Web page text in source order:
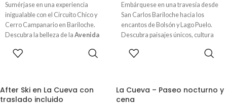
Sumérjase en una experiencia
inigualable con el Circuito Chico y
Cerro Campanario en Bariloche.
Descubra la belleza de la Avenida
y asome al
Cerro Campanariopara
comodidad y aventura.
Embárquese en una travesía desde
San Carlos Bariloche hacia los
encantos de Bolsón y Lago Puelo.
Descubra paisajes únicos, cultura
Patagonia en este tour selecto.
After Ski en La Cueva con
traslado incluido
La Cueva – Paseo nocturno y
cena